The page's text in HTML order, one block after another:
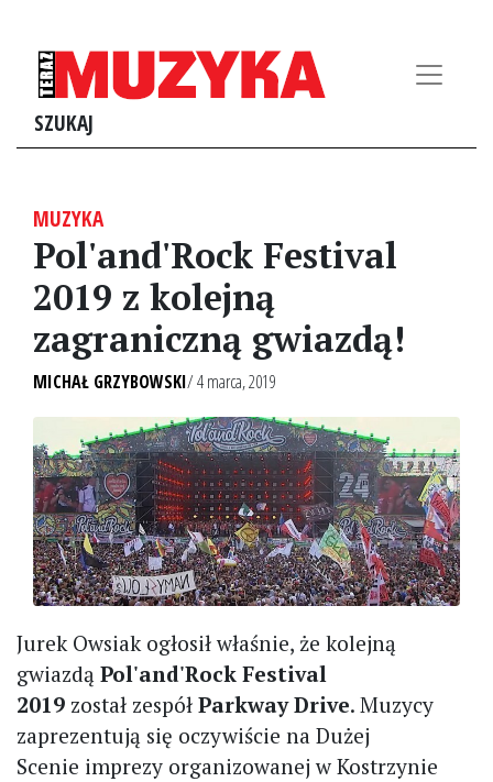
SZUKAJ
MUZYKA
Pol'and'Rock Festival
2019 z kolejną
zagraniczną gwiazdą!
MICHAŁ GRZYBOWSKI/ 4 marca, 2019
Jurek Owsiak ogłosił właśnie, że kolejną
gwiazdą Pol'and'Rock Festival
2019 został zespół Parkway Drive. Muzycy
zaprezentują się oczywiście na Dużej
Scenie imprezy organizowanej w Kostrzynie